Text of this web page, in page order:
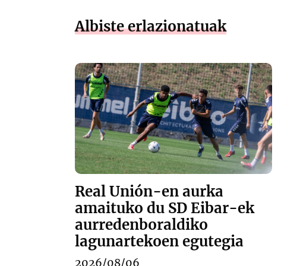
Albiste erlazionatuak
Real Unión-en aurka
amaituko du SD Eibar-ek
aurredenboraldiko
lagunartekoen egutegia
2026/08/06